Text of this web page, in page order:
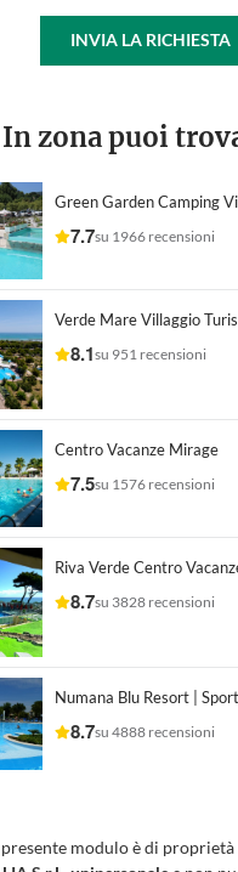
INVIA LA RICHIESTA
In zona puoi
Green Garden Camping
7.7su 1966 recensioni
Verde Mare Villaggio
8.1su 951 recensioni
Centro Vacanze Mirage
7.5su 1576 recensioni
Riva Verde Centro
8.7su 3828 recensioni
Numana Blu Resort |
8.7su 4888 recensioni
modulo è di